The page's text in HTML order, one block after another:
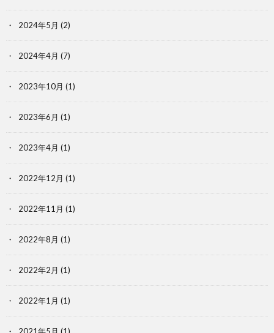
2024年5月 (2)
2024年4月 (7)
2023年10月 (1)
2023年6月 (1)
2023年4月 (1)
2022年12月 (1)
2022年11月 (1)
2022年8月 (1)
2022年2月 (1)
2022年1月 (1)
2021年5月 (1)